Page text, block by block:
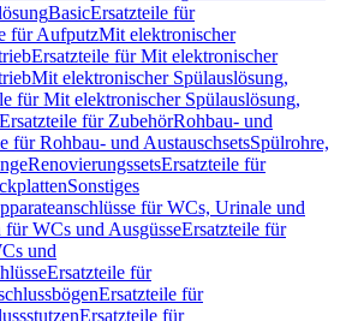
BasicErsatzteile für
für AufputzMit elektronischer
Ersatzteile für Mit elektronischer
Mit elektronischer Spülauslösung,
für Mit elektronischer Spülauslösung,
Ersatzteile für ZubehörRohbau- und
für Rohbau- und AustauschsetsSpülrohre,
RenovierungssetsErsatzteile für
Sonstiges
für WCs, Urinale und
WCs und AusgüsseErsatzteile für
und
Ersatzteile für
Ersatzteile für
Ersatzteile für